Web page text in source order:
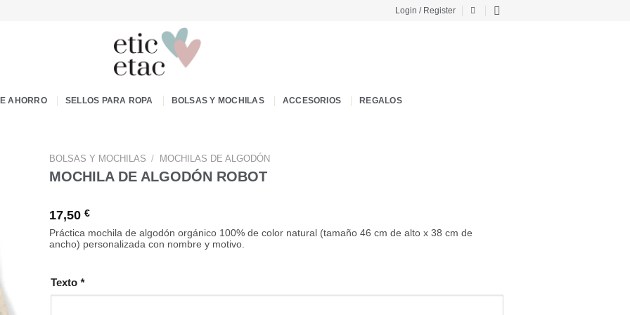
Login / Register
AHORRO SELLOS PARA ROPA BOLSAS Y MOCHILAS ACCESORIOS REGALOS
BOLSAS Y MOCHILAS / MOCHILAS DE ALGODÓN
MOCHILA DE ALGODÓN ROBOT
17,50 €
Práctica mochila de algodón orgánico 100% de color natural (tamaño 46 cm de alto x 38 cm de
ancho) personalizada con nombre y motivo.
Texto *